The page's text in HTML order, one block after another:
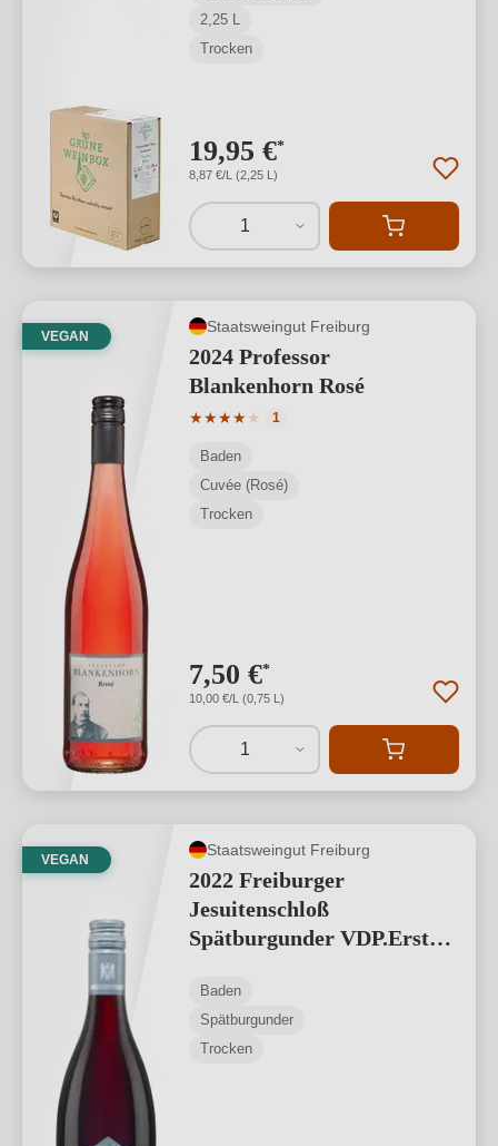
2,25 L
Trocken
19,95 €*
8,87 €/L (2,25 L)
1
VEGAN
Staatsweingut Freiburg
2024 Professor
Blankenhorn Rosé
★★★★★
Durchschnittliche Bewertung von 4
1
Baden
Cuvée (Rosé)
Trocken
7,50 €*
10,00 €/L (0,75 L)
1
VEGAN
Staatsweingut Freiburg
2022 Freiburger
Jesuitenschloß
Spätburgunder VDP.Erste
Baden
Spätburgunder
Trocken